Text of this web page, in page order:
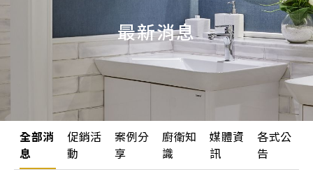
販賣中商品 已下架商品
搜尋產品
最新消息
全部消
息
促銷活
動
案例分
享
廚衛知
識
媒體資
訊
各式公
告